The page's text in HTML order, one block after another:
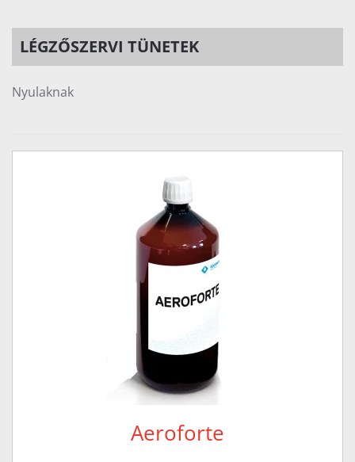
LÉGZŐSZERVI TÜNETEK
Nyulaknak
Aeroforte